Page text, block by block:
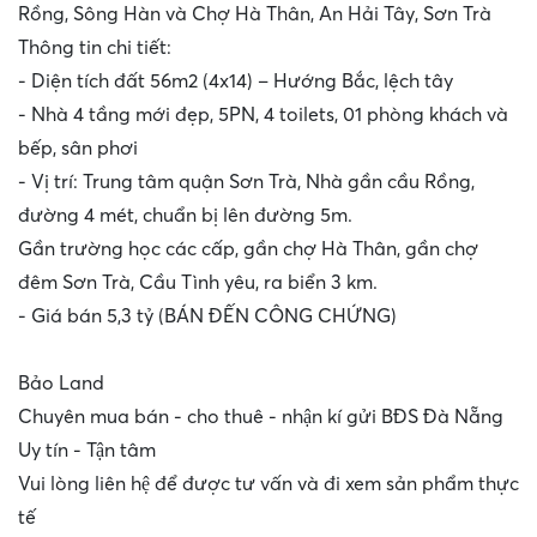
Rồng, Sông Hàn và Chợ Hà Thân, An Hải Tây, Sơn Trà
Thông tin chi tiết:
- Diện tích đất 56m2 (4x14) – Hướng Bắc, lệch tây
- Nhà 4 tầng mới đẹp, 5PN, 4 toilets, 01 phòng khách và
bếp, sân phơi
- Vị trí: Trung tâm quận Sơn Trà, Nhà gần cầu Rồng,
đường 4 mét, chuẩn bị lên đường 5m.
Gần trường học các cấp, gần chợ Hà Thân, gần chợ
đêm Sơn Trà, Cầu Tình yêu, ra biển 3 km.
- Giá bán 5,3 tỷ (BÁN ĐẾN CÔNG CHỨNG)
Bảo Land
Chuyên mua bán - cho thuê - nhận kí gửi BĐS Đà Nẵng
Uy tín - Tận tâm
Vui lòng liên hệ để được tư vấn và đi xem sản phẩm thực
tế